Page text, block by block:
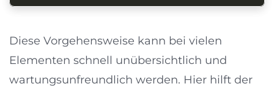
Diese Vorgehensweise kann bei vielen
Elementen schnell unübersichtlich und
wartungsunfreundlich werden. Hier hilft der